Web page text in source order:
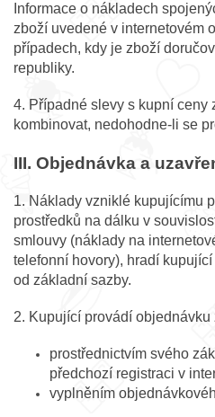
Informace o nákladech
zboží uvedené v internetovém
případech, kdy je zboží
republiky.
4. Případné slevy s kupní ceny
kombinovat, nedohodne-li se
III. Objednávka a
1. Náklady vzniklé kupujícímu
prostředků na dálku v
smlouvy (náklady na
telefonní hovory), hradí
od základní sazby.
2. Kupující provádí objednávku
prostřednictvím svého
předchozí registraci v
vyplněním